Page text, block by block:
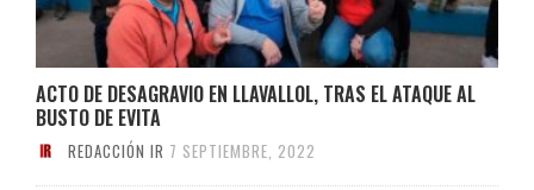
ACTO DE DESAGRAVIO EN LLAVALLOL, TRAS EL ATAQUE AL
BUSTO DE EVITA
REDACCIÓN IR 7 SEPTIEMBRE, 2022